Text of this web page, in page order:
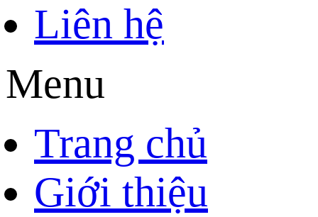
Liên hệ
Menu
Trang chủ
Giới thiệu